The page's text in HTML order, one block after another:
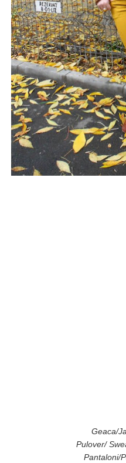
Geaca/
Pulover/
Pantaloni/